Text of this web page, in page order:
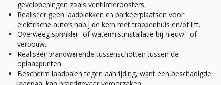
gevelopeningen zoals ventilatieroosters.
Realiseer geen laadplekken en parkeerplaatsen voor
elektrische auto’s nabij de kern met trappenhuis en/of lift.
Overweeg sprinkler- of watermistinstallatie bij nieuw– of
verbouw.
Realiseer brandwerende tussenschotten tussen de
oplaadpunten.
Bescherm laadpalen tegen aanrijding, want een beschadigde